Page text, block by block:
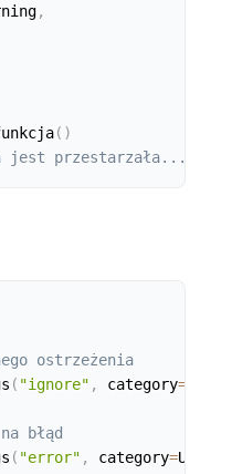
,
( )
jest przestarzała...
ostrzeżenia
( "ignore" , category=
błąd
( "error" , category=